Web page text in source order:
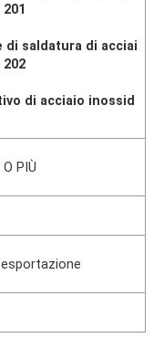
di saldatura di acciai
di acciaio inossid
PIÙ